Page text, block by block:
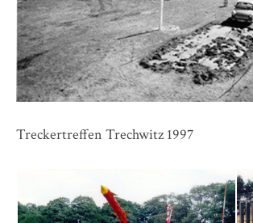
Treckertreffen Trechwitz 1997